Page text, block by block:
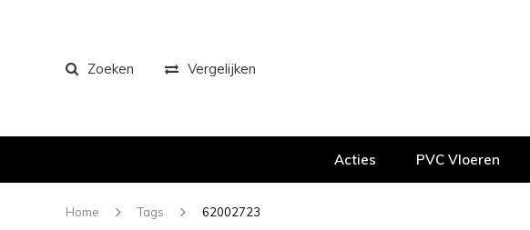
Zoeken Vergelijken
Acties PVC Vloeren
Home Tags 62002723